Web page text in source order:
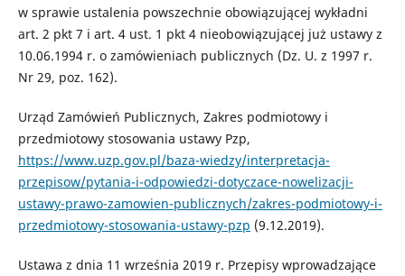
w sprawie ustalenia powszechnie obowiązującej wykładni
art. 2 pkt 7 i art. 4 ust. 1 pkt 4 nieobowiązującej już ustawy z
10.06.1994 r. o zamówieniach publicznych (Dz. U. z 1997 r.
Nr 29, poz. 162).
Urząd Zamówień Publicznych, Zakres podmiotowy i
przedmiotowy stosowania ustawy Pzp,
https://www.uzp.gov.pl/baza-wiedzy/interpretacja-
przepisow/pytania-i-odpowiedzi-dotyczace-nowelizacji-
ustawy-prawo-zamowien-publicznych/zakres-podmiotowy-i-
przedmiotowy-stosowania-ustawy-pzp (9.12.2019).
Ustawa z dnia 11 września 2019 r. Przepisy wprowadzające